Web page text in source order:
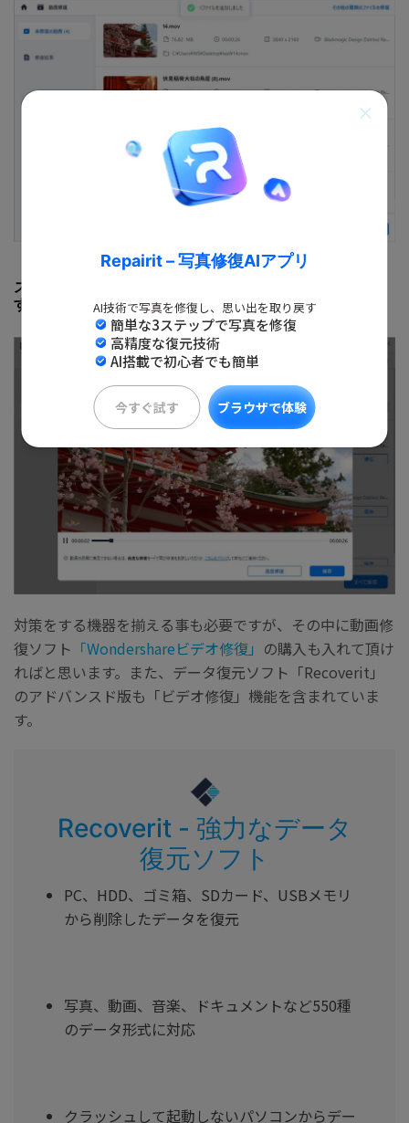
Repairit – 写真修復AIアプリ
AI技術で写真を修復し、思い出を取り戻す
簡単な3ステップで写真を修復
高精度な復元技術
AI搭載で初心者でも簡単
今すぐ試す ブラウザで体験
ステップ3、無料プレビューで修復された動画を確認しま
す。
対策をする機器を揃える事も必要ですが、その中に動画修
復ソフト 「Wondershareビデオ修復」 の購入も入れて頂け
ればと思います。また、データ復元ソフト「Recoverit」
のアドバンスド版も「ビデオ修復」機能を含まれていま
す。
Recoverit - 強力なデータ
復元ソフト
PC、HDD、ゴミ箱、SDカード、USBメモリ
から削除したデータを復元
写真、動画、音楽、ドキュメントなど550種
のデータ形式に対応
クラッシュして起動しないパソコンからデー